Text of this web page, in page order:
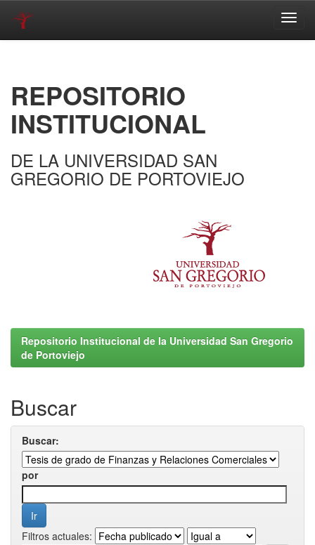
REPOSITORIO
INSTITUCIONAL
DE LA UNIVERSIDAD SAN
GREGORIO DE PORTOVIEJO
Repositorio Institucional de la Universidad San Gregorio
de Portoviejo
Buscar
Buscar:
por
Filtros actuales: